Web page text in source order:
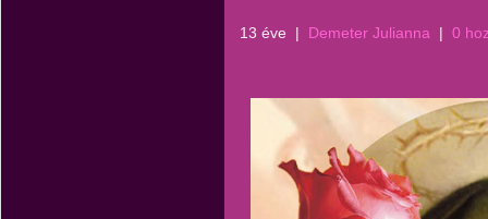
13 éve | Demeter Julianna | 0